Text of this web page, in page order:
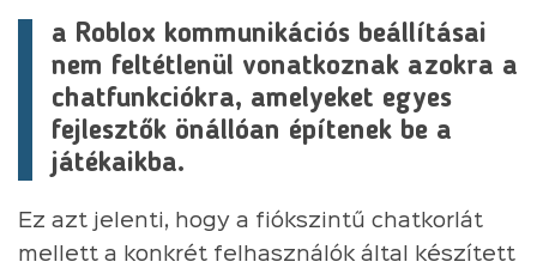
a Roblox kommunikációs beállításai
nem feltétlenül vonatkoznak azokra a
chatfunkciókra, amelyeket egyes
fejlesztők önállóan építenek be a
játékaikba.
Ez azt jelenti, hogy a fiókszintű chatkorlát
mellett a konkrét felhasználók által készített